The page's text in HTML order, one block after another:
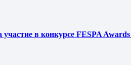
в конкурсе FESPA Awards